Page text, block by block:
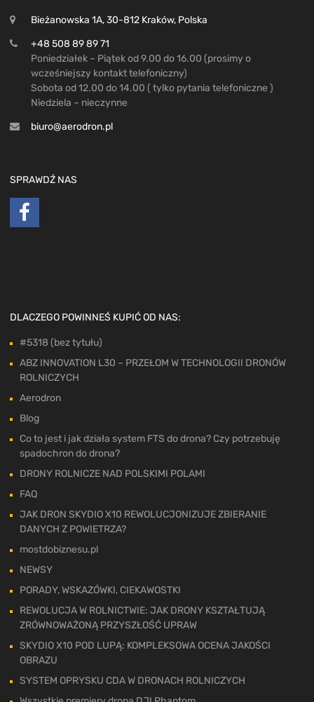
Bieżanowska 1A, 30-812 Kraków, Polska
+48 508 89 89 71
Poniedziałek – Piątek od 9.00 do 16.00 (prosimy o
wcześniejszy kontakt telefoniczny)
Sobota od 12.00 do 14.00 ( tylko pytania telefoniczne )
Niedziela – nieczynne
biuro@aerodron.pl
SPRAWDŹ NAS
DLACZEGO POWINNEŚ KUPIĆ OD NAS:
#5318 (bez tytułu)
ABZ INNOVATION L30 – PRZEŁOM W TECHNOLOGII DRONÓW
ROLNICZYCH
Aerodron
Blog
Co to jest i jak działa system FTS do drona? Czy potrzebuję
spadochron do drona?
DRONY ROLNICZE NAD POLSKIMI POLAMI
FAQ
JAK DRON SKYDIO X10 REWOLUCJONIZUJE ZBIERANIE
DANYCH Z POWIETRZA?
mostdobiznesu.pl
NEWSY
PORADY, WSKAZÓWKI, CIEKAWOSTKI
REWOLUCJA W ROLNICTWIE: JAK DRONY KSZTAŁTUJĄ
ZRÓWNOWAŻONĄ PRZYSZŁOŚĆ UPRAW
SKYDIO X10 POD LUPĄ: KOMPLEKSOWA OCENA JAKOŚCI
OBRAZU
SYSTEM OPRYSKU CDA W DRONACH ROLNICZYCH